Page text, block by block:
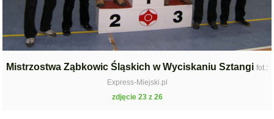
Mistrzostwa Ząbkowic Śląskich w Wyciskaniu Sztangi fot.:
Express-Miejski.pl
zdjęcie 23 z 26